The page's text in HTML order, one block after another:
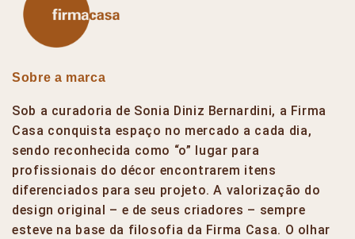
Sobre a marca
Sob a curadoria de Sonia Diniz Bernardini, a Firma
Casa conquista espaço no mercado a cada dia,
sendo reconhecida como “o” lugar para
profissionais do décor encontrarem itens
diferenciados para seu projeto. A valorização do
design original – e de seus criadores – sempre
esteve na base da filosofia da Firma Casa. O olhar